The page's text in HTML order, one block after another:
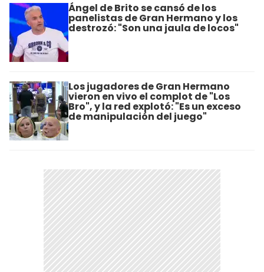
Ángel de Brito se cansó de los
panelistas de Gran Hermano y los
destrozó: "Son una jaula de locos"
Los jugadores de Gran Hermano
vieron en vivo el complot de "Los
Bro", y la red explotó: "Es un exceso
de manipulación del juego"